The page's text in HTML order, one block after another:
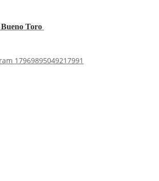
Toro
17969895049217991